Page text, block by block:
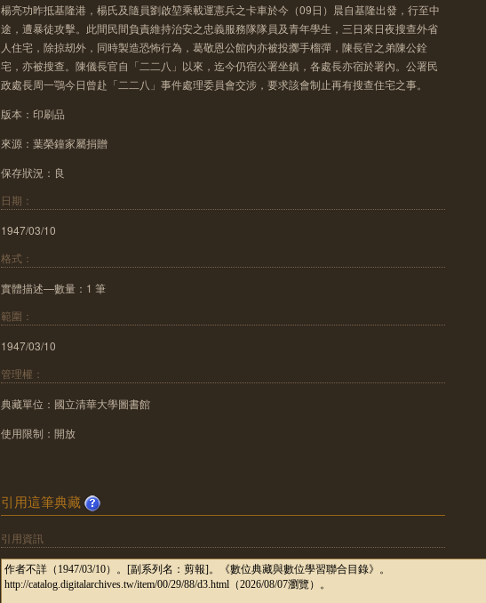
楊亮功昨抵基隆港，楊氏及隨員劉啟堃乘載運憲兵之卡車於今（09日）晨自基隆出發，行至中
途，遭暴徒攻擊。此間民間負責維持治安之忠義服務隊隊員及青年學生，三日來日夜搜查外省
人住宅，除掠刼外，同時製造恐怖行為，葛敬恩公館內亦被投擲手榴彈，陳長官之弟陳公銓
宅，亦被搜查。陳儀長官自「二二八」以來，迄今仍宿公署坐鎮，各處長亦宿於署內。公署民
政處長周一鶚今日曾赴「二二八」事件處理委員會交涉，要求該會制止再有搜查住宅之事。
版本：印刷品
來源：葉榮鐘家屬捐贈
保存狀況：良
日期：
1947/03/10
格式：
實體描述—數量：1 筆
範圍：
1947/03/10
管理權：
典藏單位：國立清華大學圖書館
使用限制：開放
引用這筆典藏
引用資訊